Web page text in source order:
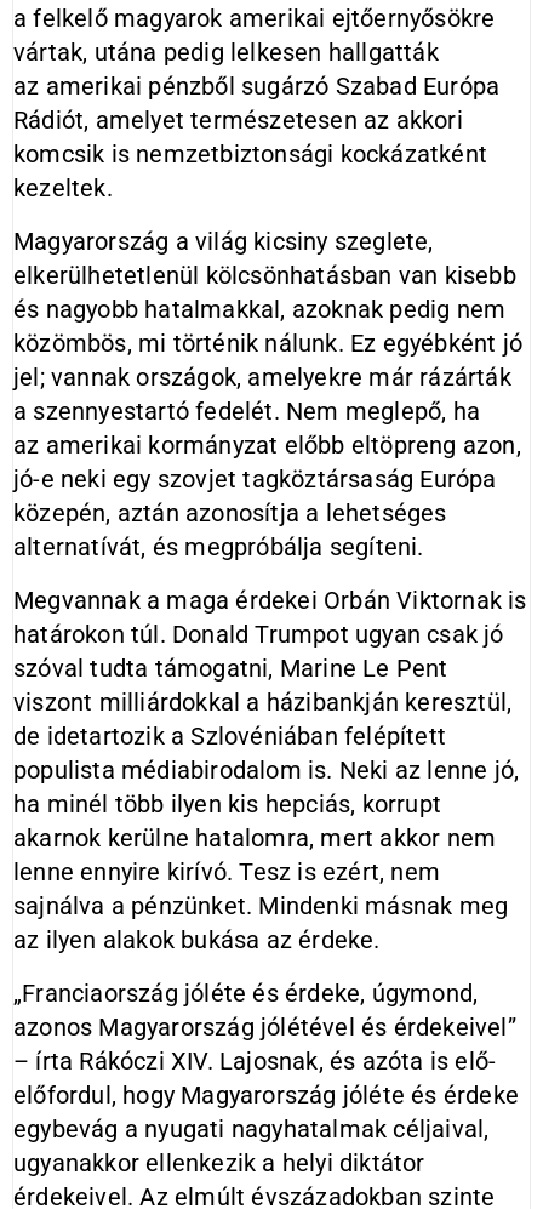
a felkelő magyarok amerikai ejtőernyősökre
vártak, utána pedig lelkesen hallgatták
az amerikai pénzből sugárzó Szabad Európa
Rádiót, amelyet természetesen az akkori
komcsik is nemzetbiztonsági kockázatként
kezeltek.
Magyarország a világ kicsiny szeglete,
elkerülhetetlenül kölcsönhatásban van kisebb
és nagyobb hatalmakkal, azoknak pedig nem
közömbös, mi történik nálunk. Ez egyébként jó
jel; vannak országok, amelyekre már rázárták
a szennyestartó fedelét. Nem meglepő, ha
az amerikai kormányzat előbb eltöpreng azon,
jó-e neki egy szovjet tagköztársaság Európa
közepén, aztán azonosítja a lehetséges
alternatívát, és megpróbálja segíteni.
Megvannak a maga érdekei Orbán Viktornak is
határokon túl. Donald Trumpot ugyan csak jó
szóval tudta támogatni, Marine Le Pent
viszont milliárdokkal a házibankján keresztül,
de idetartozik a Szlovéniában felépített
populista médiabirodalom is. Neki az lenne jó,
ha minél több ilyen kis hepciás, korrupt
akarnok kerülne hatalomra, mert akkor nem
lenne ennyire kirívó. Tesz is ezért, nem
sajnálva a pénzünket. Mindenki másnak meg
az ilyen alakok bukása az érdeke.
„Franciaország jóléte és érdeke, úgymond,
azonos Magyarország jólétével és érdekeivel”
– írta Rákóczi XIV. Lajosnak, és azóta is elő-
előfordul, hogy Magyarország jóléte és érdeke
egybevág a nyugati nagyhatalmak céljaival,
ugyanakkor ellenkezik a helyi diktátor
érdekeivel. Az elmúlt évszázadokban szinte